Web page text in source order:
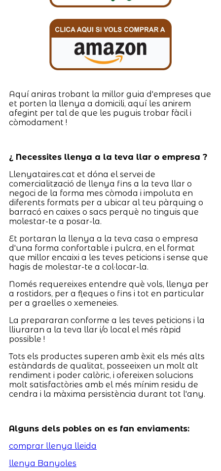
Aquí aniras trobant la millor guia d'empreses que
et porten la llenya a domicili, aquí les anirem
afegint per tal de que les puguis trobar fàcil i
còmodament !
¿ Necessites llenya a la teva llar o empresa ?
Llenyataires.cat et dóna el servei de
comercialització de llenya fins a la teva llar o
negoci de la forma mes còmoda i impoluta en
diferents formats per a ubicar al teu pàrquing o
barracó en caixes o sacs perquè no tinguis que
molestar-te a posar-la.
Et portaran la llenya a la teva casa o empresa
d'una forma confortable i pulcra, en el format
que millor encaixi a les teves peticions i sense que
hagis de molestar-te a col·locar-la.
Només requereixes entendre què vols, llenya per
a rostidors, per a fleques o fins i tot en particular
per a graelles o xemeneies.
La prepararan conforme a les teves peticions i la
lliuraran a la teva llar i/o local el més ràpid
possible !
Tots els productes superen amb èxit els més alts
estàndards de qualitat, posseeixen un molt alt
rendiment i poder calòric, i ofereixen solucions
molt satisfactòries amb el més mínim residu de
cendra i la màxima persistència durant tot l'any.
Alguns dels pobles on es fan enviaments:
comprar llenya lleida
llenya Banyoles